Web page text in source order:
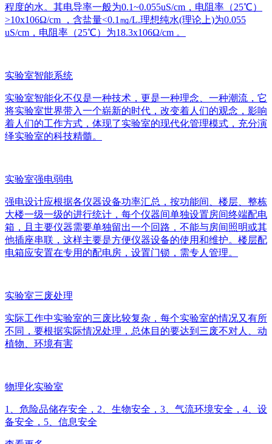
程度的水。其电导率一般为0.1~0.055uS/cm，电阻率（25℃）
>10x106Ω/cm ，含盐量<0.1㎎/L.理想纯水(理论上)为0.055
uS/cm，电阻率（25℃）为18.3x106Ω/cm 。
实验室智能系统
实验室智能化不仅是一种技术，更是一种理念、一种潮流，它
将实验室世界带入一个崭新的时代，改变着人们的观念，影响
着人们的工作方式，体现了实验室的现代化管理模式，充分演
绎实验室的科技精髓。
实验室强电弱电
强电设计应根据各仪器设备功率汇总，按功能间、楼层、整栋
大楼一级一级的进行统计，每个仪器间单独设置房间终端配电
箱，且主要仪器需要单独留出一个回路，不能与房间照明或其
他插座串联，这样主要是方便仪器设备的使用和维护。楼层配
电箱应安置在专用的配电房，设置门锁，需专人管理。
实验室三废处理
实际工作中实验室的三废比较复杂，每个实验室的情况又有所
不同，要根据实际情况处理，总体目的要达到三废不对人、动
植物、环境有害
物理化实验室
1、危险品储存安全，2、生物安全，3、气流环境安全，4、设
备安全，5、信息安全